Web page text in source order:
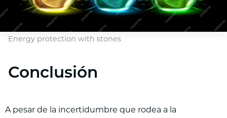
Energy protection with stones
Conclusión
A pesar de la incertidumbre que rodea a la